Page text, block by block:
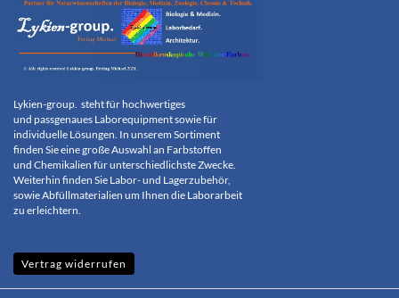
Lykien-group. steht für hochwertiges
und passgenaues Laborequipment sowie für
individuelle Lösungen. In unserem Sortiment
finden Sie eine großeAuswahl an Farbstoffen
und Chemikalien fürunterschiedlichste Zwecke.
Weiterhin finden Sie Labor- und Lagerzubehör,
sowie Abfüllmaterialien um Ihnen die Laborarbeit
zu erleichtern.
Vertrag widerrufen